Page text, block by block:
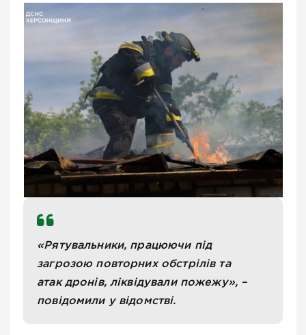
«Рятувальники, працюючи під
загрозою повторних обстрілів та
атак дронів, ліквідували пожежу», –
повідомили у відомстві.